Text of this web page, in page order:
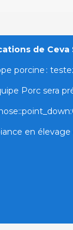
de Ceva
porcine :
Porc sera
en élevage